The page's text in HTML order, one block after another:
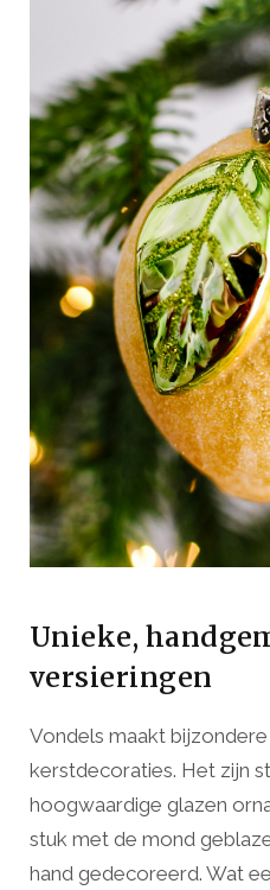
Unieke,
versieringen
Vondels maakt bijzondere
kerstdecoraties. Het zijn
hoogwaardige glazen
stuk met de mond
hand gedecoreerd. Wat